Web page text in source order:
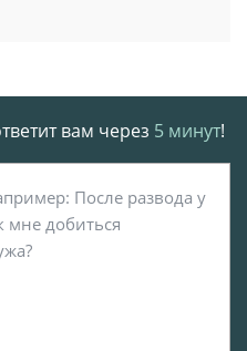
вам через 5 минут!